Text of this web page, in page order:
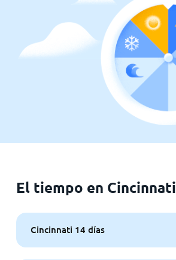
El tiempo en Cincinnati
Cincinnati 14 días